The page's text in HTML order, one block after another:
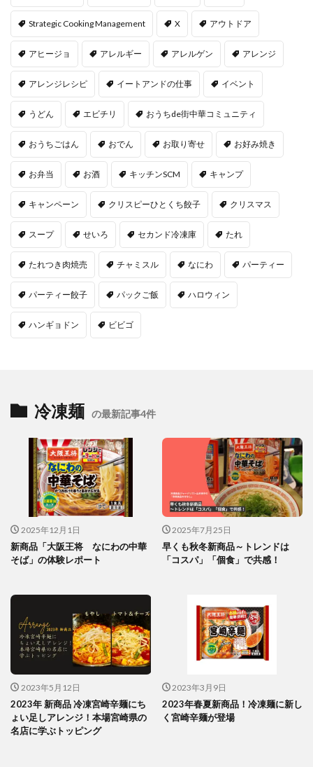
Strategic Cooking Management X アウトドア
アヒージョ アレルギー アレルゲン アレンジ
アレンジレシピ イートアンドの仕事 イベント
うどん エビチリ おうちde街中華コミュニティ
おうちごはん おでん お取り寄せ お好み焼き
お弁当 お酒 キッチンSCM キャンプ
キャンペーン クリスピーひとくち餃子 クリスマス
スープ せいろ セカンド冷凍庫 たれ
たれつき肉焼売 チャミスル なにわ パーティー
パーティー餃子 パックご飯 ハロウィン
ハンギョドン ビビゴ
冷凍麺 の最新記事4件
2025年12月1日
新商品「大阪王将 なにわの中華
そば」の体験レポート
2025年7月25日
早くも秋冬新商品～トレンドは
「コスパ」「個食」で共感！
2023年5月12日
2023年 新商品 冷凍宮崎辛麺にち
ょい足しアレンジ！本場宮崎県の
名店に学ぶトッピング
2023年3月9日
2023年春夏新商品！冷凍麺に新し
く宮崎辛麺が登場